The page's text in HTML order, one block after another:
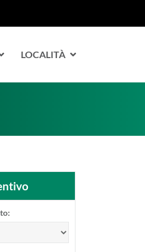
LOCALITÀ